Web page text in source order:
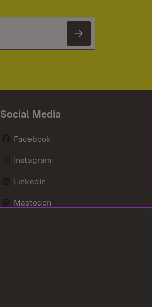
Newsletter
Social Media
Facebook
Instagram
LinkedIn
Mastodon